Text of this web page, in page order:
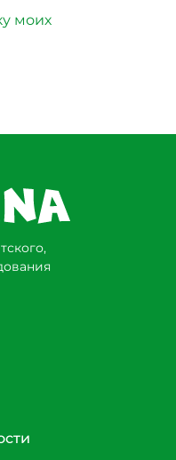
моих